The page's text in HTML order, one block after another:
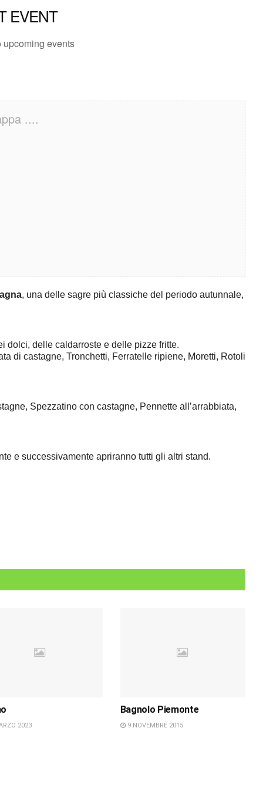
EVENT
upcoming events
....
, una delle sagre più classiche del periodo autunnale,
dolci, delle caldarroste e delle pizze fritte.
di castagne, Tronchetti, Ferratelle ripiene, Moretti, Rotoli
Spezzatino con castagne, Pennette all’arrabbiata,
e successivamente apriranno tutti gli altri stand.
2023
Bagnolo Piemonte
9 NOVEMBRE 2015